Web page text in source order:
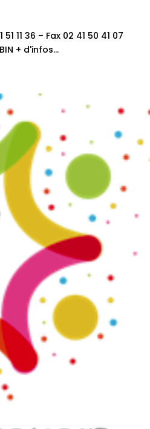
11 36 – Fax 02 41 50 41 07
+ d'infos...